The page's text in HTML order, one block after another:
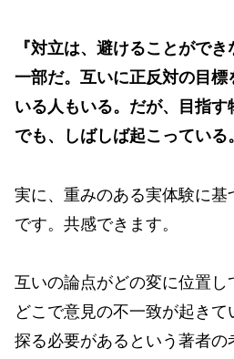
『対立は、避けることがで
一部だ。互いに正反対の目標
いる人もいる。だが、目指す
でも、しばしば起こっている
実に、重みのある実体験に基
です。共感できます。
互いの論点がどの変に位置し
どこで意見の不一致が起きて
探る必要があるという著者の